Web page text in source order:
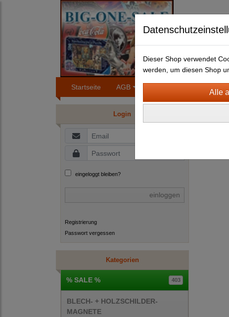
Startseite AGB Kontakt
Login
eingeloggt bleiben?
einloggen
Registrierung
Passwort vergessen
Kategorien
% SALE % 403
BLECH- + HOLZSCHILDER-
MAGNETE
DVD -
Dieser Shop verwendet
werden, um diesen Shop